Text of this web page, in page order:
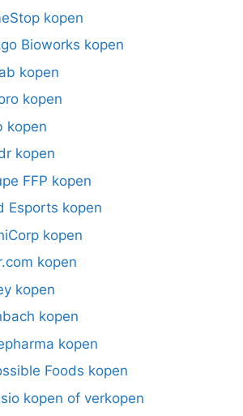
kopen
Bioworks kopen
kopen
kopen
kopen
kopen
FFP kopen
Esports kopen
kopen
kopen
kopen
kopen
kopen
Foods kopen
kopen of verkopen